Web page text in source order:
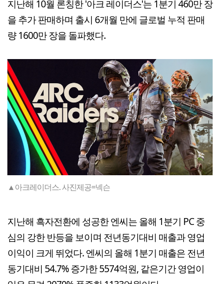
지난해 10월 론칭한 '아크 레이더스'는 1분기 460만 장
을 추가 판매하며 출시 6개월 만에 글로벌 누적 판매
량 1600만 장을 돌파했다.
▲아크레이더스. 사진제공=넥슨
지난해 흑자전환에 성공한 엔씨는 올해 1분기 PC 중
심의 강한 반등을 보이며 전년동기대비 매출과 영업
이익이 크게 뛰었다. 엔씨의 올해 1분기 매출은 전년
동기대비 54.7% 증가한 5574억원, 같은기간 영업이